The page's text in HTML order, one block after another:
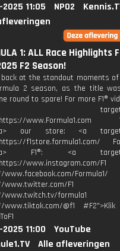
2025 11:05 NPO2
1: ALL Race Highlights
F2 Season!
at the standout moments
2 season, as the title
round to spare! For more F1®
www.Formula1.com
a> our store: <a
f1store.formula1.com/
a> F1®: <a
www.instagram.com/F1
Formula1/
www.twitter.com/F1
www.twitch.tv/formula1
www.tiktok.com/@f1
2025 11:00
YouTube
Alle afleveringen